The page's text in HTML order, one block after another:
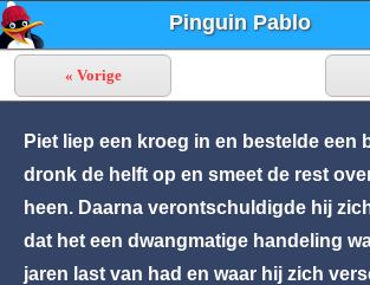
Pinguin Pablo
« Vorige
Piet liep een kroeg in en bestelde een
dronk de helft op en smeet de rest
heen. Daarna verontschuldigde hij
dat het een dwangmatige handeling
jaren last van had en waar hij zich